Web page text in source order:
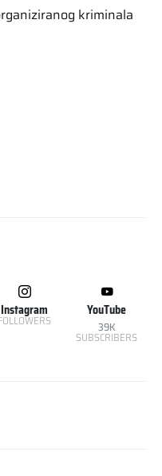
kriminala
Instagram YouTube
39K
SUBSCRIBERS